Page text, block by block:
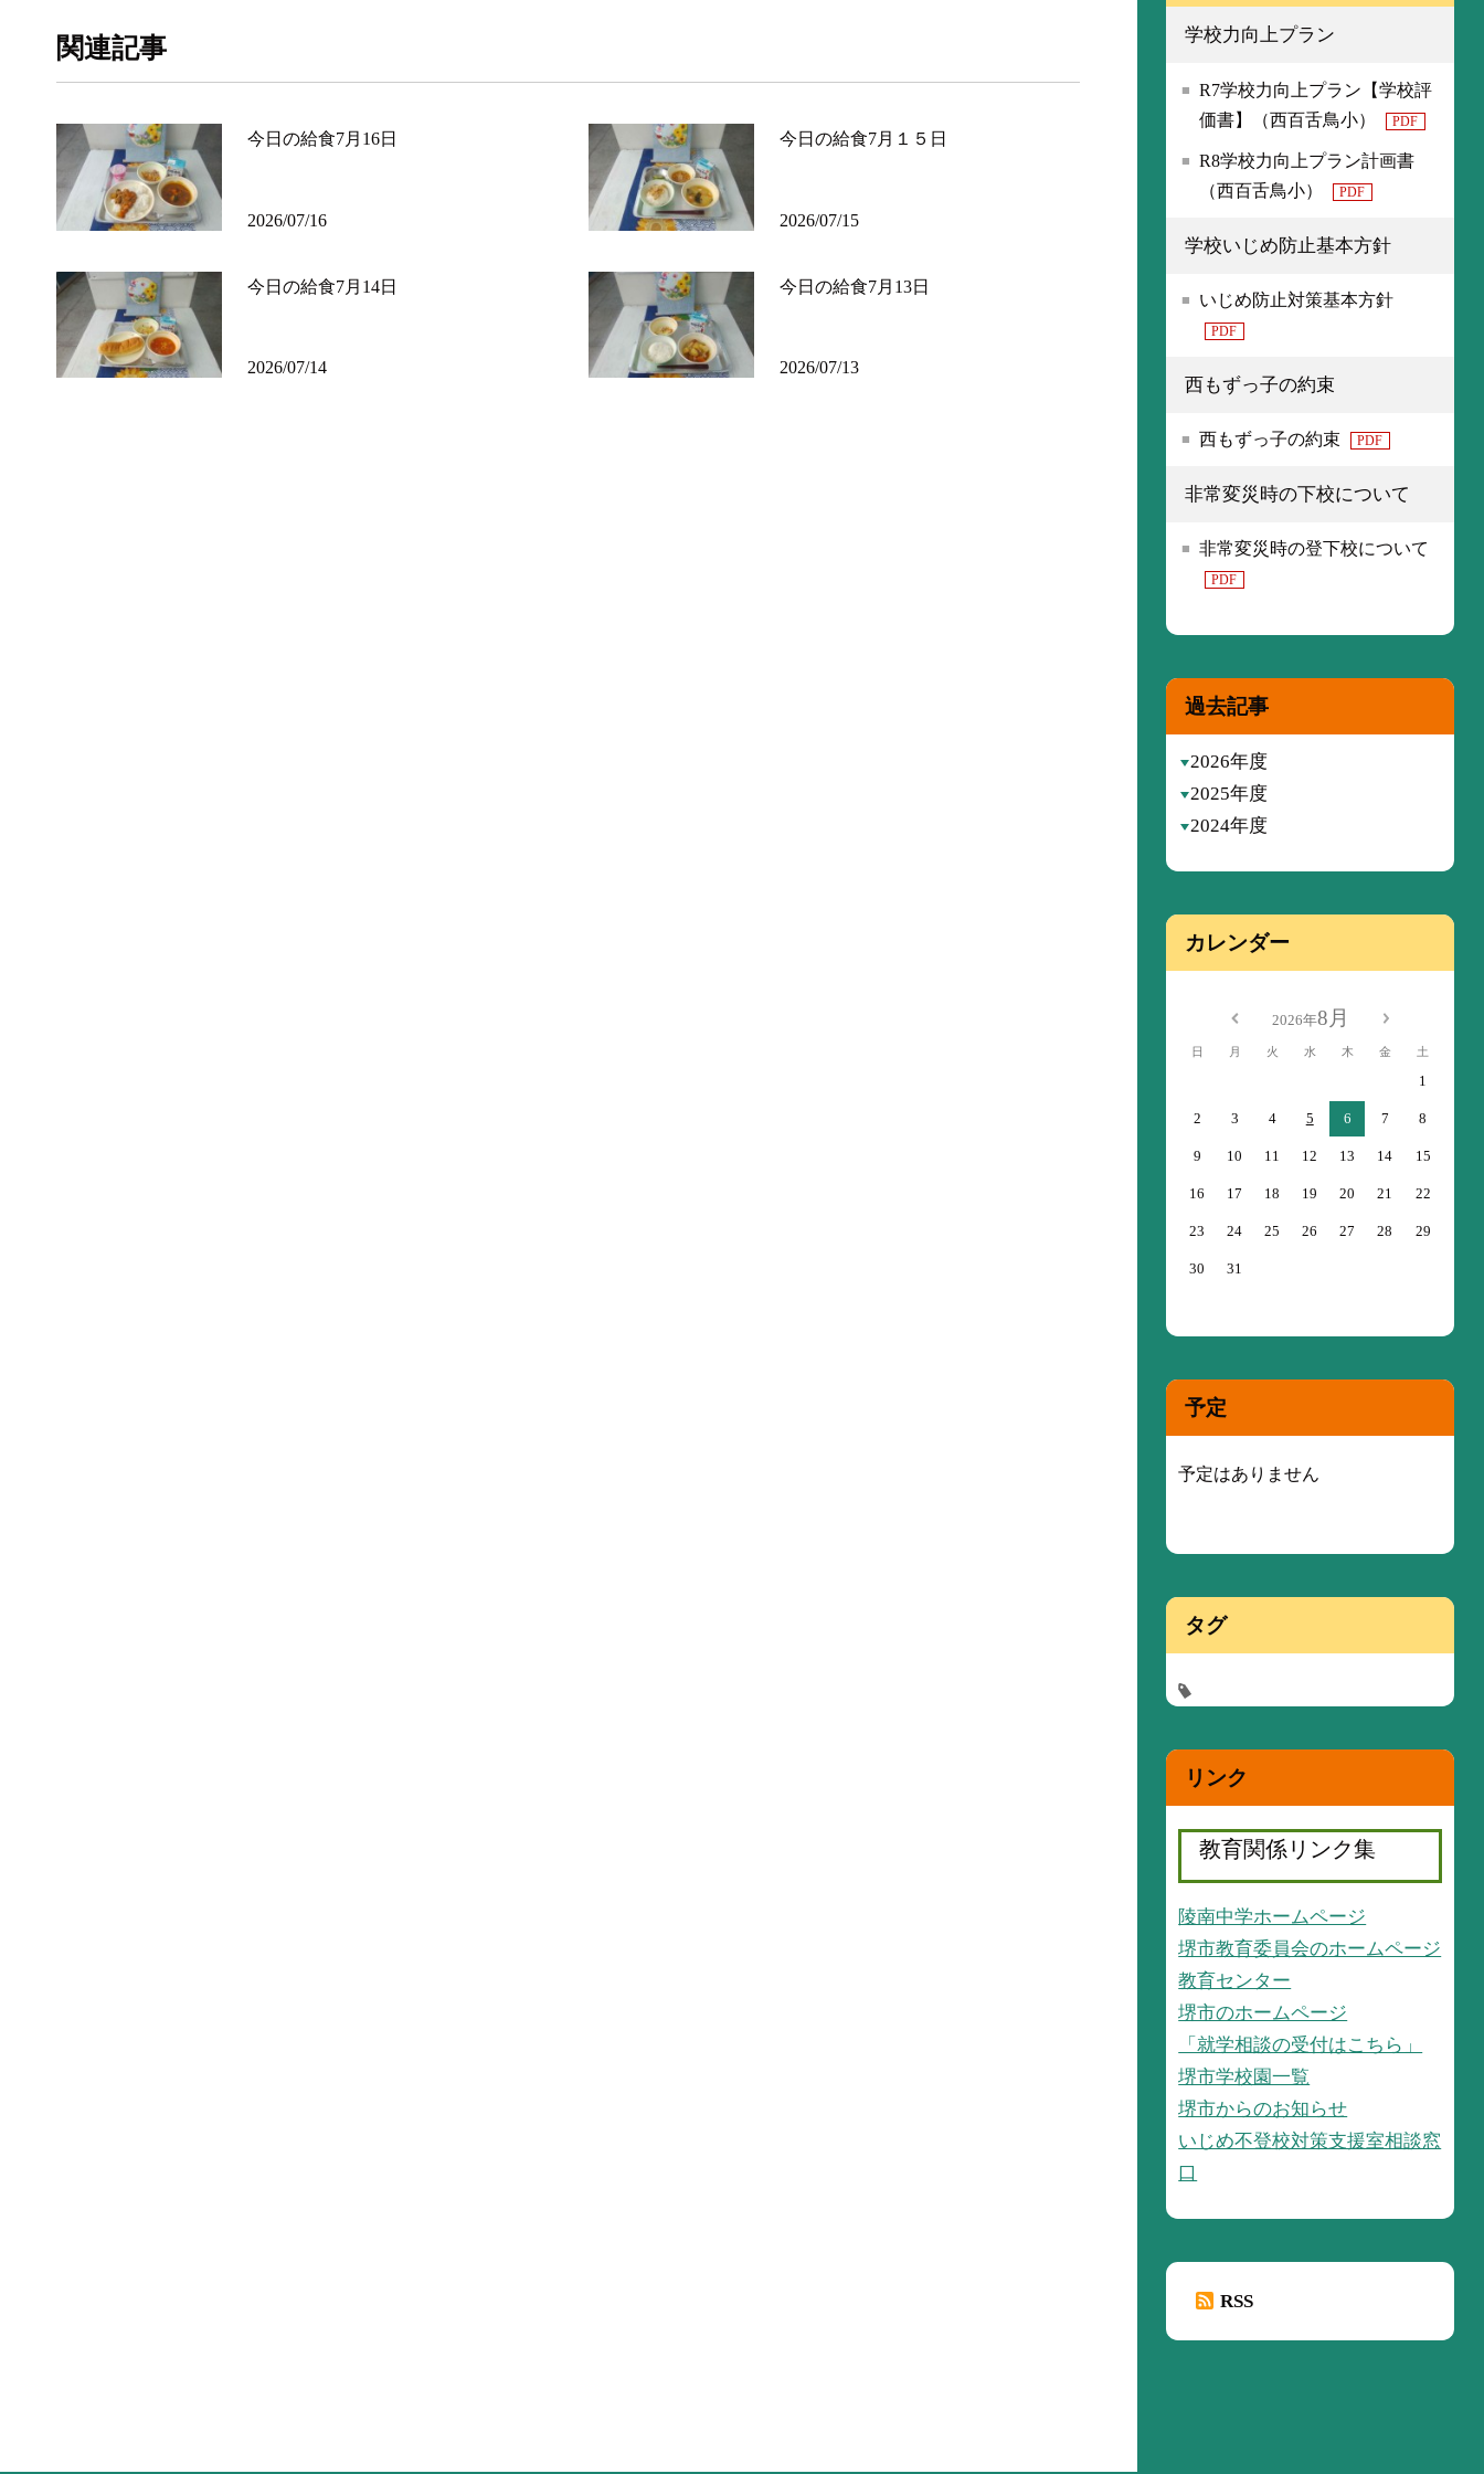
関連記事
今日の給食7月16日
2026/07/16
今日の給食7月１５日
2026/07/15
今日の給食7月14日
2026/07/14
今日の給食7月13日
2026/07/13
学校力向上プラン
R7学校力向上プラン【学校評
価書】（西百舌鳥小）
PDF
R8学校力向上プラン計画書
（西百舌鳥小）
PDF
学校いじめ防止基本方針
いじめ防止対策基本方針
PDF
西もずっ子の約束
西もずっ子の約束 PDF
非常変災時の下校について
非常変災時の登下校について
PDF
過去記事
2026年度
2025年度
2024年度
カレンダー
2026年8月
日 月 火 水 木 金 土
1
2 3 4 5 6 7 8
9 10 11 12 13 14 15
16 17 18 19 20 21 22
23 24 25 26 27 28 29
30 31
予定
予定はありません
タグ
リンク
教育関係リンク集
陵南中学ホームページ
堺市教育委員会のホームページ
教育センター
堺市のホームページ
「就学相談の受付はこちら」
堺市学校園一覧
堺市からのお知らせ
いじめ不登校対策支援室相談窓
口
RSS